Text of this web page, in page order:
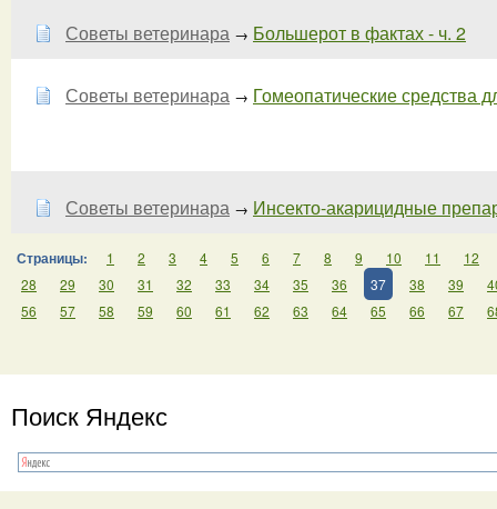
Советы ветеринара → Большерот в фактах - ч. 2
Советы ветеринара → Гомеопатические средства
Советы ветеринара → Инсекто-акарицидные
Страницы: 1 2 3 4 5 6 7 8 9 10 11
12
28
29 30 31 32 33 34 35 36 37 38 39
56
57 58 59 60 61 62 63 64 65 66 67
Поиск Яндекс